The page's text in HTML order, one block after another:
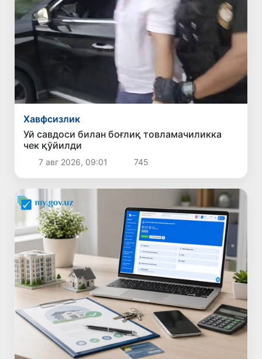
Хавфсизлик
Уй савдоси билан боғлиқ товламачиликка
чек қўйилди
7 авг 2026, 09:01 745